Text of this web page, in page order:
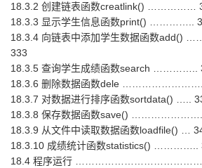
18.3.2 创建链表函数creatlink() ……………
18.3.3 显示学生信息函数print() …………..
18.3.4 向链表中添加学生数据函数
333
18.3.5 查询学生成绩函数search …………..
18.3.6 删除数据函数dele …………………….
18.3.7 对数据进行排序函数sortdata() …..
18.3.8 保存数据函数save() ………………….
18.3.9 从文件中读取数据函数loadfile() …
18.3.10 成绩统计函数statistics() …………..
18.4 程序运行